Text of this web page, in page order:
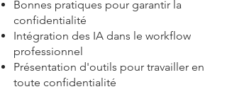
Bonnes pratiques pour garantir la
confidentialité
Intégration des IA dans le workflow
professionnel
Présentation d'outils pour travailler en
toute confidentialité